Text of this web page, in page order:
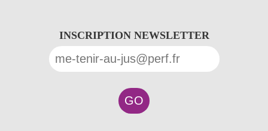
INSCRIPTION NEWSLETTER